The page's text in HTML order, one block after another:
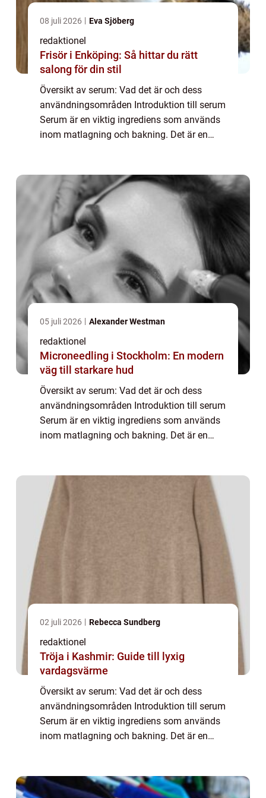
08 juli 2026 Eva Sjöberg
redaktionel
Frisör i Enköping: Så hittar du rätt
salong för din stil
Översikt av serum: Vad det är och dess
användningsområden Introduktion till serum
Serum är en viktig ingrediens som används
inom matlagning och bakning. Det är en
05 juli 2026 Alexander Westman
redaktionel
Microneedling i Stockholm: En modern
väg till starkare hud
Översikt av serum: Vad det är och dess
användningsområden Introduktion till serum
Serum är en viktig ingrediens som används
inom matlagning och bakning. Det är en
os...
02 juli 2026 Rebecca Sundberg
redaktionel
Tröja i Kashmir: Guide till lyxig
vardagsvärme
Översikt av serum: Vad det är och dess
användningsområden Introduktion till serum
Serum är en viktig ingrediens som används
inom matlagning och bakning. Det är en
os...